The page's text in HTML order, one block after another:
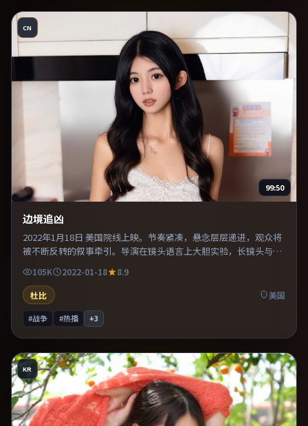
CN
99:50
边境追凶
2022年1月18日 美国院线上映。节奏紧凑，悬念层层递进，观众将
被不断反转的叙事牵引。导演在镜头语言上大胆实验，长镜头与特
写交替强化压迫感。片尾留白意味深长，值得二刷细品台词与构
图。
105K 2022-01-18
8.9
杜比
美国
#战争 #热播 +3
KR